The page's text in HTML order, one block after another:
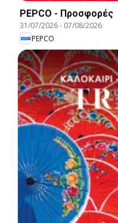
PEPCO - Προσφορές
31/07/2026- 07/08/2026
PEPCO